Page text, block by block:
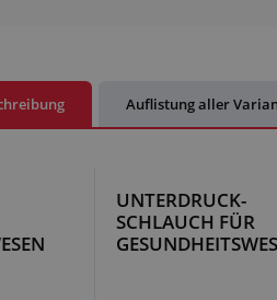
Auflistung aller
UNTERDRUCK-
SCHLAUCH FÜR